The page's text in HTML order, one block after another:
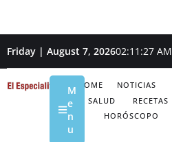
Friday | August 7, 202602:11:29 AM
HOME NOTICIAS
SALUD
RECETAS
HORÓSCOPO
M
e
n
u